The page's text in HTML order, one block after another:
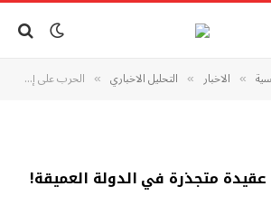
» الاخبار » التحليل الاخباري » الحرب على إيران عقيدة متجذرة في الدولة العميقة!بكر السباتين
عقيدة متجذرة في الدولة العميقة!